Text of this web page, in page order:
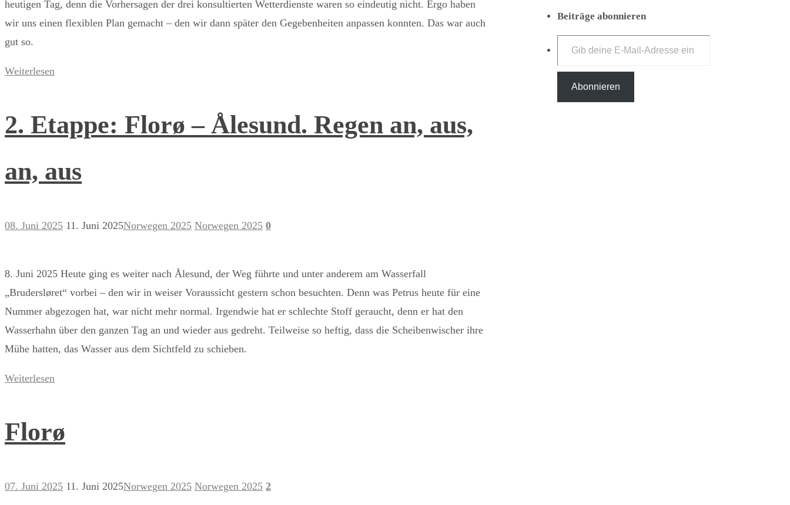
heutigen Tag, denn die Vorhersagen der drei konsultierten Wetterdienste waren so eindeutig nicht. Ergo haben
wir uns einen flexiblen Plan gemacht – den wir dann später den Gegebenheiten anpassen konnten. Das war auch
gut so.
Weiterlesen
2. Etappe: Florø – Ålesund. Regen an, aus,
an, aus
08. Juni 2025 11. Juni 2025Norwegen 2025 Norwegen 2025 0
8. Juni 2025 Heute ging es weiter nach Ålesund, der Weg führte und unter anderem am Wasserfall
„Brudersløret“ vorbei – den wir in weiser Voraussicht gestern schon besuchten. Denn was Petrus heute für eine
Nummer abgezogen hat, war nicht mehr normal. Irgendwie hat er schlechte Stoff geraucht, denn er hat den
Wasserhahn über den ganzen Tag an und wieder aus gedreht. Teilweise so heftig, dass die Scheibenwischer ihre
Mühe hatten, das Wasser aus dem Sichtfeld zu schieben.
Weiterlesen
Florø
07. Juni 2025 11. Juni 2025Norwegen 2025 Norwegen 2025 2
Beiträge abonnieren
Gib deine E-Mail-Adresse ein ...
Abonnieren